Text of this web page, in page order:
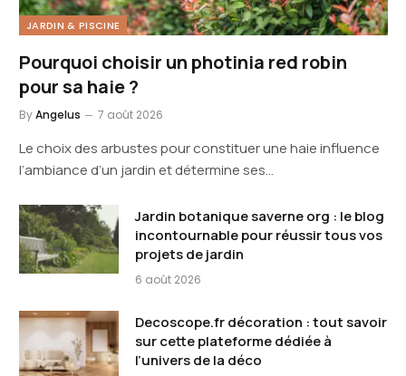
JARDIN & PISCINE
Pourquoi choisir un photinia red robin
pour sa haie ?
ByAngelus 7 août 2026
Le choix des arbustes pour constituer une haie influence
l’ambiance d’un jardin et détermine ses…
Jardin botanique saverne org : le blog
incontournable pour réussir tous vos
projets de jardin
6 août 2026
Decoscope.fr décoration : tout savoir
sur cette plateforme dédiée à
l’univers de la déco